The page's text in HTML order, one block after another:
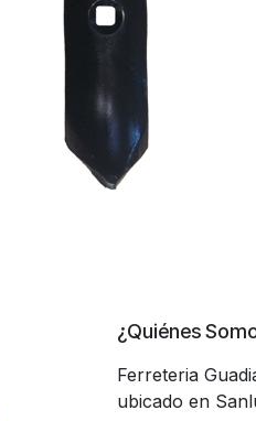
¿Quiénes
Ferreteria
ubicado en